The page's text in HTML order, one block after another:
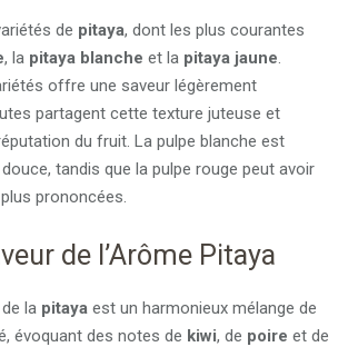
de pitaya, dont les plus courantes
, la pitaya blanche et la pitaya jaune.
offre une saveur légèrement
partagent cette texture juteuse et
du fruit. La pulpe blanche est
tandis que la pulpe rouge peut avoir
prononcées.
de l’Arôme Pitaya
la pitaya est un harmonieux mélange de
évoquant des notes de kiwi, de poire et de